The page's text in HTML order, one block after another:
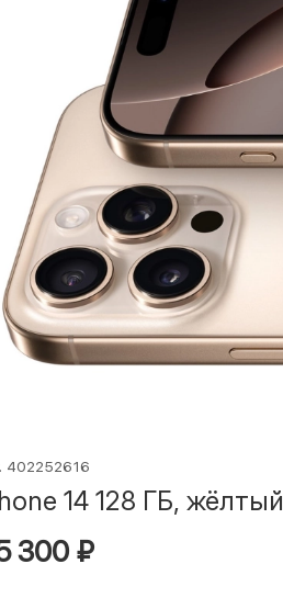
402252616
14 128 ГБ, жёлтый
300 ₽